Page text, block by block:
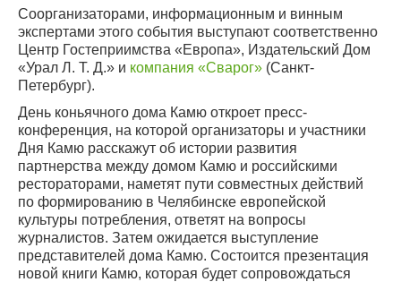
Соорганизаторами, информационным и винным
экспертами этого события выступают соответственно
Центр Гостеприимства «Европа», Издательский Дом
«Урал Л. Т. Д.» и компания «Сварог» (Санкт-
Петербург).
День коньячного дома Камю откроет пресс-
конференция, на которой организаторы и участники
Дня Камю расскажут об истории развития
партнерства между домом Камю и российскими
рестораторами, наметят пути совместных действий
по формированию в Челябинске европейской
культуры потребления, ответят на вопросы
журналистов. Затем ожидается выступление
представителей дома Камю. Состоится презентация
новой книги Камю, которая будет сопровождаться